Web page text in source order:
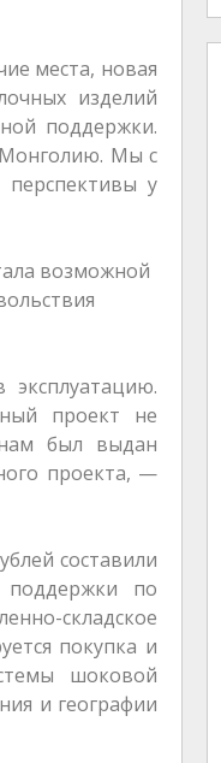
места, новая
изделий
поддержки.
Монголию. Мы с
у
возможной
проект не
был выдан
проекта, —
составили
поддержки по
складское
покупка и
шоковой
и географии